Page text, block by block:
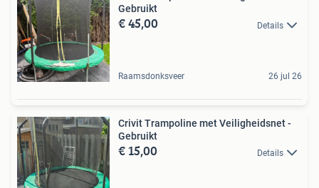
Gebruikt
€ 45,00 Details
Raamsdonksveer 26 jul 26
Crivit Trampoline met Veiligheidsnet -
Gebruikt
€ 15,00 Details